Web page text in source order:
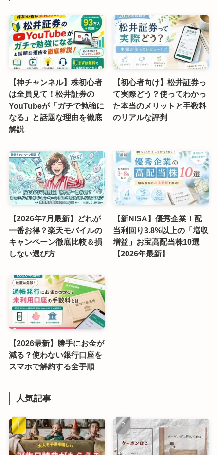
【神チャンネル】株初心者
は全員見て！松井証券の
YouTubeが「ガチで勉強に
なる」と話題な理由を徹底
解説
【初心者向け】松井証券っ
て実際どう？使ってわかっ
た本当のメリットと手数料
のリアルな評判
【2026年7月最新】どれが
一番お得？楽天モバイルの
キャンペーン徹底比較＆損
しない選び方
【新NISA】優秀企業！配
当利回り3.8%以上の「増収
増益」お宝高配当株10選
【2026年最新】
【2026最新】勝手にお金が
減る？使わない銀行口座を
スマホで解約する全手順
人気記事